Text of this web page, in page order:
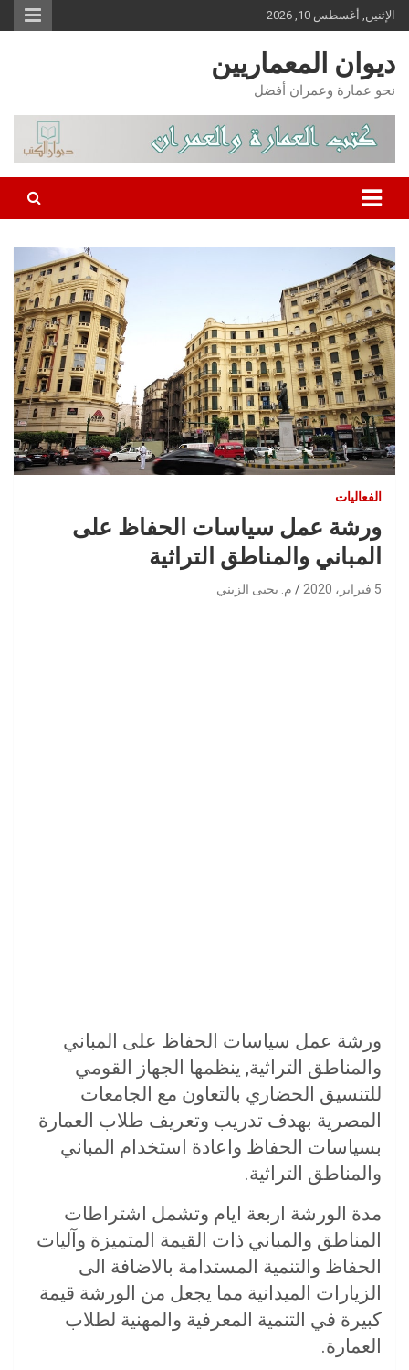
Skip
to
content
الإثنين, أغسطس 10, 2026
ديوان المعماريين
نحو عمارة وعمران أفضل
الفعاليات
ورشة عمل سياسات الحفاظ على
المباني والمناطق التراثية
5 فبراير، 2020 م. يحيى الزيني
ورشة عمل سياسات الحفاظ على المباني
والمناطق التراثية, ينظمها الجهاز القومي
للتنسيق الحضاري بالتعاون مع الجامعات
المصرية بهدف تدريب وتعريف طلاب العمارة
بسياسات الحفاظ واعادة استخدام المباني
والمناطق التراثية.
مدة الورشة اربعة ايام وتشمل اشتراطات
المناطق والمباني ذات القيمة المتميزة وآليات
الحفاظ والتنمية المستدامة بالاضافة الى
الزيارات الميدانية مما يجعل من الورشة قيمة
كبيرة في التنمية المعرفية والمهنية لطلاب
العمارة.